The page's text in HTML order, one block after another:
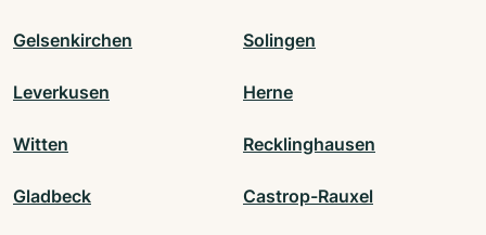
Gelsenkirchen Solingen
Leverkusen Herne
Witten Recklinghausen
Gladbeck Castrop-Rauxel